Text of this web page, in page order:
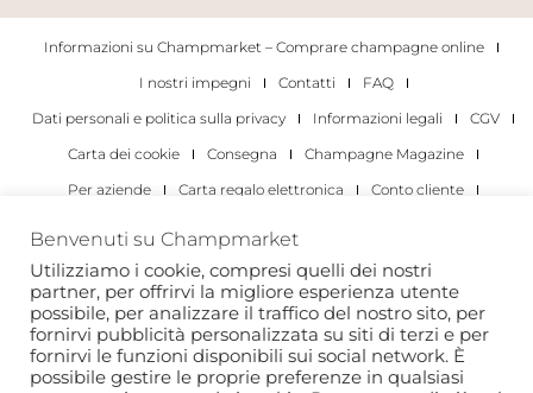
Informazioni su Champmarket – Comprare champagne online
I nostri impegni
Contatti
FAQ
Dati personali e politica sulla privacy
Informazioni legali
CGV
Carta dei cookie
Consegna
Champagne Magazine
Per aziende
Carta regalo elettronica
Conto cliente
Per gli individui
Per le aziende
Copyright 2022 © tutti i diritti riservati. Champmarket.
Benvenuti su Champmarket
Utilizziamo i cookie, compresi quelli dei nostri
partner, per offrirvi la migliore esperienza utente
possibile, per analizzare il traffico del nostro sito, per
fornirvi pubblicità personalizzata su siti di terzi e per
fornirvi le funzioni disponibili sui social network. È
possibile gestire le proprie preferenze in qualsiasi